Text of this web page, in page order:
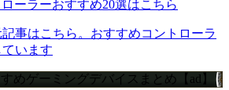
ローラーおすすめ20選はこちら
事はこちら。おすすめコントローラ
います
めゲーミングデバイスまとめ【ad】